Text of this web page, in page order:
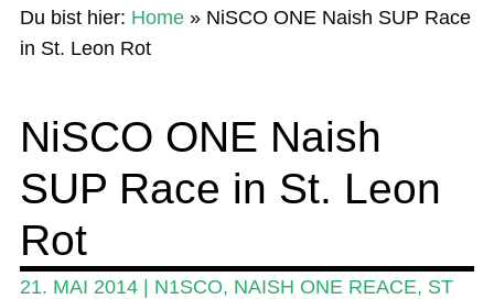
SUP-Events
Ratgeber
Stand Up Magazin TV
Du bist hier: Home» NiSCO ONE Naish SUP Race
in St. Leon Rot
NiSCO ONE Naish
SUP Race in St. Leon
Rot
21. MAI 2014| N1SCO, NAISH ONE REACE, ST